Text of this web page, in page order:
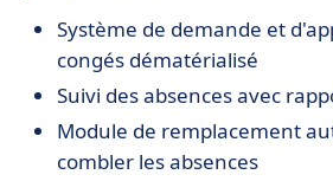
Système de demande et
congés dématérialisé
Suivi des absences avec
Module de remplacement
combler les absences